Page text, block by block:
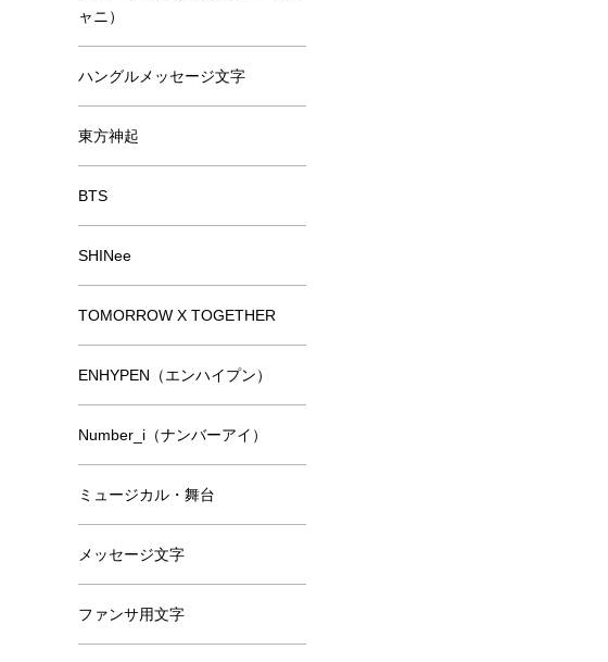
ャニ）
ハングルメッセージ文字
東方神起
BTS
SHINee
TOMORROW X TOGETHER
ENHYPEN（エンハイプン）
Number_i（ナンバーアイ）
ミュージカル・舞台
メッセージ文字
ファンサ用文字